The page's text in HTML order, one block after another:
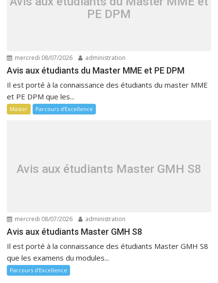
PE DPM
mercredi 08/07/2026 administration
Avis aux étudiants du Master MME et PE DPM
Il est porté à la connaissance des étudiants du master MME
et PE DPM que les...
Master Parcours d’Excellence
Avis aux étudiants Master GMH S8
mercredi 08/07/2026 administration
Avis aux étudiants Master GMH S8
Il est porté à la connaissance des étudiants Master GMH S8
que les examens du modules...
Parcours d’Excellence